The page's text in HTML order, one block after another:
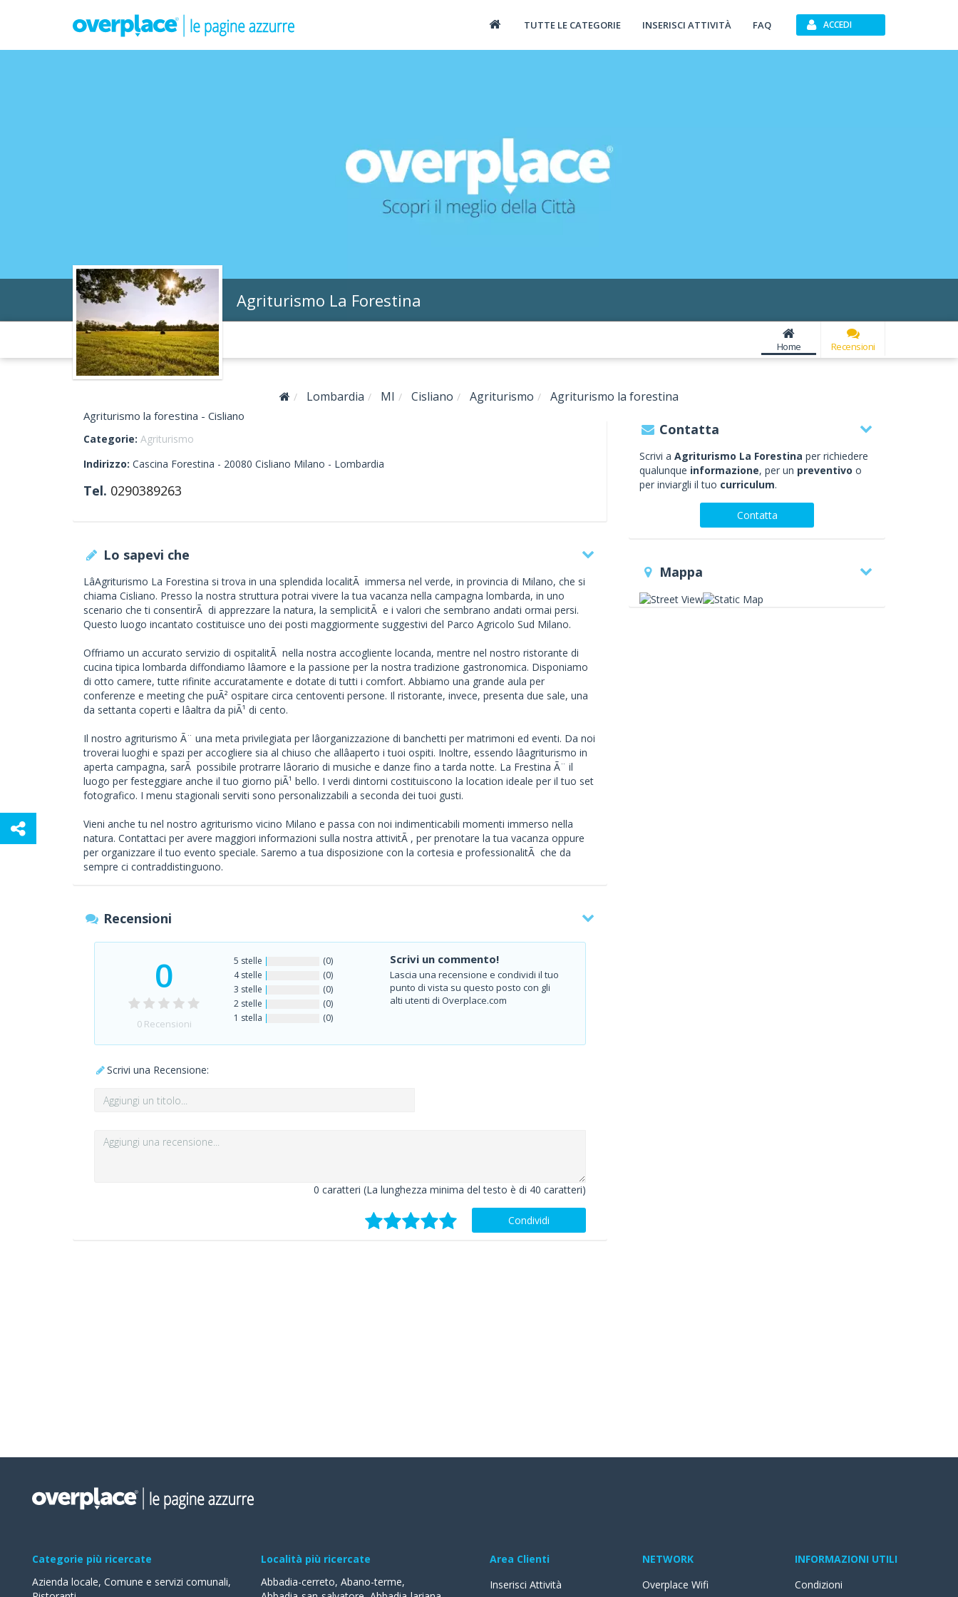
TUTTE LE CATEGORIE INSERISCI ATTIVITÀ FAQ ACCEDI
Agriturismo La Forestina
Home Recensioni
Lombardia MI Cisliano Agriturismo Agriturismo la forestina
Agriturismo la forestina - Cisliano
Categorie: Agriturismo
Indirizzo: Cascina Forestina - 20080 Cisliano Milano - Lombardia
Tel. 0290389263
Lo sapevi che
LâAgriturismo La Forestina si trova in una splendida localitÃ immersa nel verde, in provincia di Milano, che si
chiama Cisliano. Presso la nostra struttura potrai vivere la tua vacanza nella campagna lombarda, in uno
scenario che ti consentirÃ di apprezzare la natura, la semplicitÃ e i valori che sembrano andati ormai persi.
Questo luogo incantato costituisce uno dei posti maggiormente suggestivi del Parco Agricolo Sud Milano.
Offriamo un accurato servizio di ospitalitÃ nella nostra accogliente locanda, mentre nel nostro ristorante di
cucina tipica lombarda diffondiamo lâamore e la passione per la nostra tradizione gastronomica. Disponiamo
di otto camere, tutte rifinite accuratamente e dotate di tutti i comfort. Abbiamo una grande aula per
conferenze e meeting che puÃ² ospitare circa centoventi persone. Il ristorante, invece, presenta due sale, una
da settanta coperti e lâaltra da piÃ¹ di cento.
Il nostro agriturismo Ã¨ una meta privilegiata per lâorganizzazione di banchetti per matrimoni ed eventi. Da noi
troverai luoghi e spazi per accogliere sia al chiuso che allâaperto i tuoi ospiti. Inoltre, essendo lâagriturismo in
aperta campagna, sarÃ possibile protrarre lâorario di musiche e danze fino a tarda notte. La Frestina Ã¨ il
luogo per festeggiare anche il tuo giorno piÃ¹ bello. I verdi dintorni costituiscono la location ideale per il tuo set
fotografico. I menu stagionali serviti sono personalizzabili a seconda dei tuoi gusti.
Vieni anche tu nel nostro agriturismo vicino Milano e passa con noi indimenticabili momenti immerso nella
natura. Contattaci per avere maggiori informazioni sulla nostra attivitÃ , per prenotare la tua vacanza oppure
per organizzare il tuo evento speciale. Saremo a tua disposizione con la cortesia e professionalitÃ che da
sempre ci contraddistinguono.
Recensioni
0
0Recensioni
5 stelle
(0)
4 stelle
(0)
3 stelle
(0)
2 stelle
(0)
1 stella
(0)
Scrivi un commento!
Lascia una recensione e condividi il tuo
punto di vista su questo posto con gli
alti utenti di Overplace.com
Scrivi una Recensione:
0 caratteri (La lunghezza minima del testo è di 40 caratteri)
Condividi
Contatta
Scrivi a Agriturismo La Forestina per richiedere
qualunque informazione, per un preventivo o
per inviargli il tuo curriculum.
Contatta
Mappa
Categorie più ricercate
Azienda locale, Comune e servizi comunali,
Località più ricercate
Abbadia-cerreto, Abano-terme,
Area Clienti
Inserisci Attività
NETWORK
Overplace Wifi
INFORMAZIONI UTILI
Condizioni